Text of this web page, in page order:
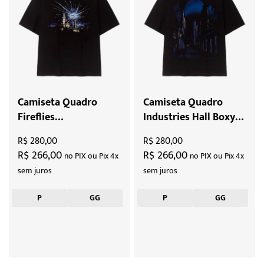
Camiseta Quadro
Fireflies
Manufactured Boxy
"Black"
R$ 266,00 no PIX ou Pix 4x
sem juros
R$ 280,00
P GG
Camiseta Quadro
Industries Hall Boxy
"Black"
R$ 266,00 no PIX ou Pix 4x
sem juros
R$ 280,00
P GG